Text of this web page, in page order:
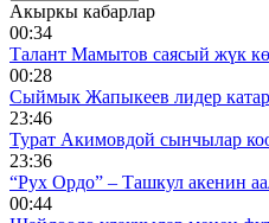
Акыркы кабарлар
00:34
Талант Мамытов саясый жүк
00:28
Сыймык Жапыкеев лидер
23:46
Турат Акимовдой сынчылар
23:36
“Рух Ордо” – Ташкул акенин
00:44